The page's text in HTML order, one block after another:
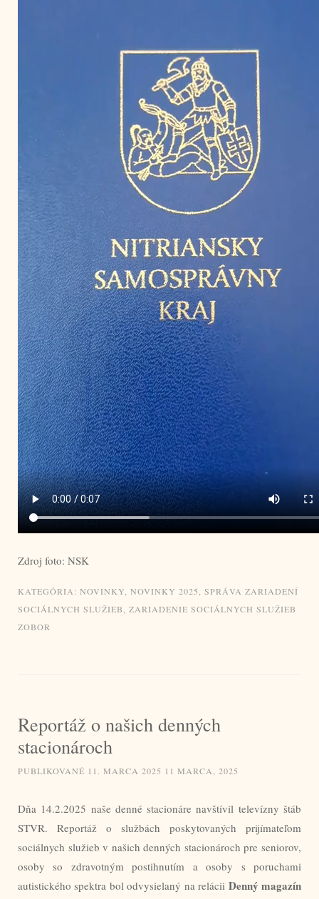
Zdroj foto: NSK
KATEGÓRIA: NOVINKY NOVINKY 2025
SPRÁVA ZARIADENÍ
SOCIÁLNYCH SLUŽIEB
ZARIADENIE SOCIÁLNYCH SLUŽIEB
ZOBOR
Reportáž o našich denných
stacionároch
PUBLIKOVANÉ 11. MARCA 2025 11 MARCA, 2025
Dňa 14.2.2025 naše denné stacionáre navštívil televízny štáb
STVR. Reportáž o službách poskytovaných prijímateľom
sociálnych služieb v našich denných stacionároch pre seniorov,
osoby so zdravotným postihnutím a osoby s poruchami
autistického spektra bol odvysielaný na relácii Denný magazín